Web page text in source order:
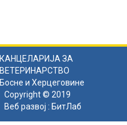
КАНЦЕЛАРИЈА ЗА
ВЕТЕРИНАРСТВО
Босне и Херцеговине
Copyright © 2019
Веб развој : БитЛаб